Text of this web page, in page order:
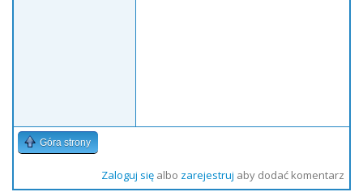
Góra strony
Zaloguj sięalbo zarejestruj aby dodać komentarz